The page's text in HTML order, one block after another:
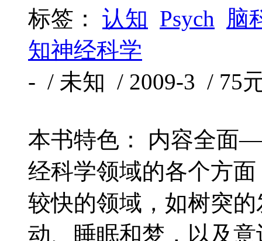
标签： 认知 Psych
脑
知神经科学
- / 未知 / 2009-3 / 75
本书特色： 内容全面
经科学领域的各个方
较快的领域，如树突
动、睡眠和梦，以及